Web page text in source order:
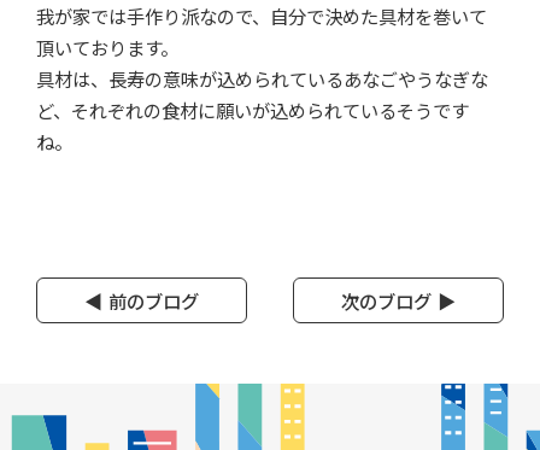
我が家では手作り派なので、自分で決めた具材を巻いて
頂いております。
具材は、長寿の意味が込められているあなごやうなぎな
ど、それぞれの食材に願いが込められているそうです
ね。
前のブログ 次のブログ